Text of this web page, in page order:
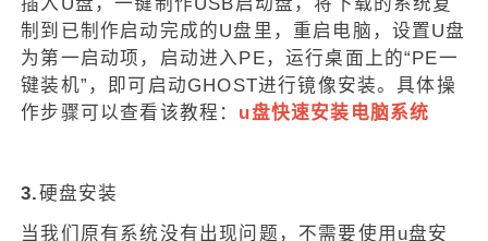
插入U盘，一键制作USB启动盘，将下载的系统复
制到已制作启动完成的U盘里，重启电脑，设置U盘
为第一启动项，启动进入PE，运行桌面上的“PE一
键装机”，即可启动GHOST进行镜像安装。具体操
作步骤可以查看该教程： u盘快速安装电脑系统
3.硬盘安装
当我们原有系统没有出现问题，不需要使用u盘安